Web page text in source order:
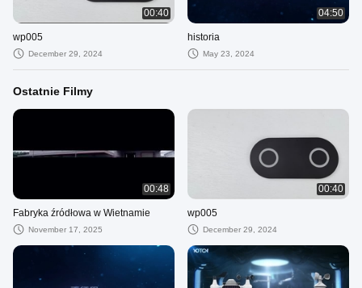
00:40
wp005
December 29, 2024
04:50
historia
May 23, 2024
Ostatnie Filmy
00:48
Fabryka źródłowa w Wietnamie
November 17, 2025
00:40
wp005
December 29, 2024